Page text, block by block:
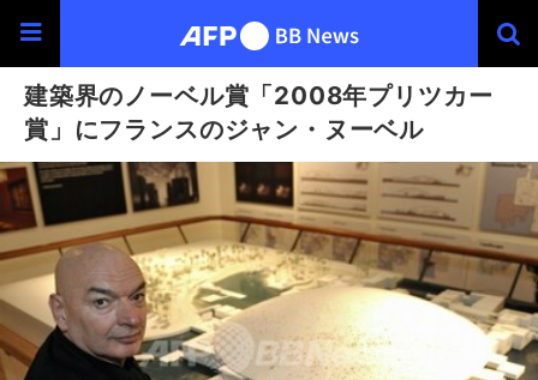
建築界のノーベル賞「2008年プリツカー
賞」にフランスのジャン・ヌーベル